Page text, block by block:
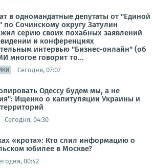
в одномандатные депутаты от "Единой
по Сочинскому округу Затулин
серию своих похабных заявлений
и конференциях
интервью "Бизнес-онлайн" (об
многое говорит то...
Сегодня, 07:07
Одессу будем мы, а не
Ищенко о капитуляции Украины и
Сегодня, 04:30
«крота»: Кто слил информацию о
юбилее в Москве?
00:42